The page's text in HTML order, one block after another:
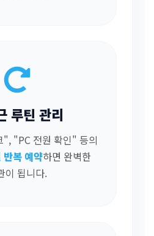
루틴 관리
", "PC 전원 확인" 등의
반복 예약하면 완벽한
이 됩니다.